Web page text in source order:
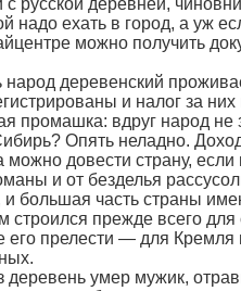
русской деревней,
надо ехать в город, а уж
можно получить
народ деревенский
и налог за них
промашка: вдруг народ не
Опять неладно.
можно довести страну,
и от безделья
большая часть страны
строился прежде всего для
его прелести — для Кремля
деревень умер мужик,